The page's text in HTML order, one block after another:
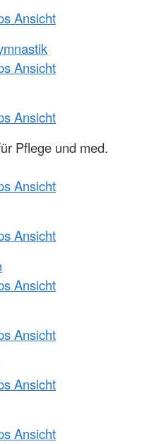
Ansicht
Ansicht
Ansicht
Pflege und med.
Ansicht
Ansicht
Ansicht
Ansicht
Ansicht
Ansicht